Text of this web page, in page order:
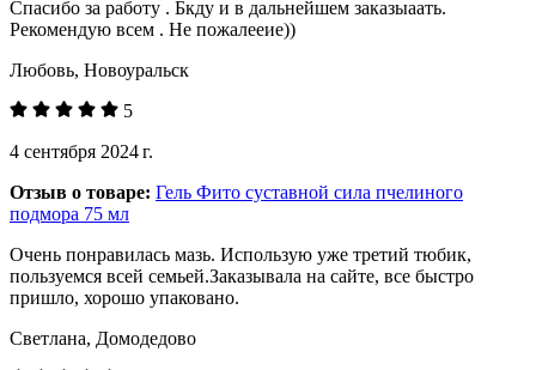
Спасибо за работу . Бкду и в дальнейшем заказыаать.
Рекомендую всем . Не пожалееие))
Любовь, Новоуральск
5
4 сентября 2024 г.
Отзыв о товаре: Гель Фито суставной сила пчелиного
подмора 75 мл
Очень понравилась мазь. Использую уже третий тюбик,
пользуемся всей семьей.Заказывала на сайте, все быстро
пришло, хорошо упаковано.
Светлана, Домодедово